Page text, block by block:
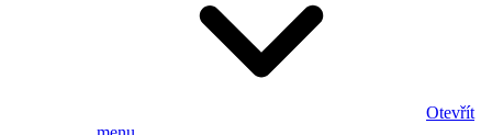
Otevřít